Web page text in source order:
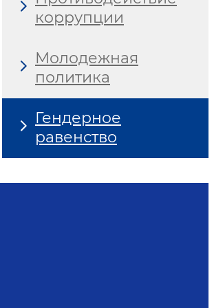
коррупции
Молодежная
политика
Гендерное
равенство